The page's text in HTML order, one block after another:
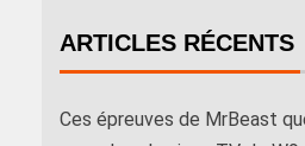
ARTICLES RÉCENTS
Ces épreuves de MrBeast